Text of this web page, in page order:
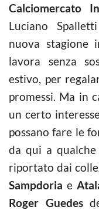
Calciomercato
Luciano
nuova stagione
lavora senza
estivo, per
promessi. Ma in
un certo
possano fare le
da qui a
riportato dai
Sampdoria e
Roger Guedes